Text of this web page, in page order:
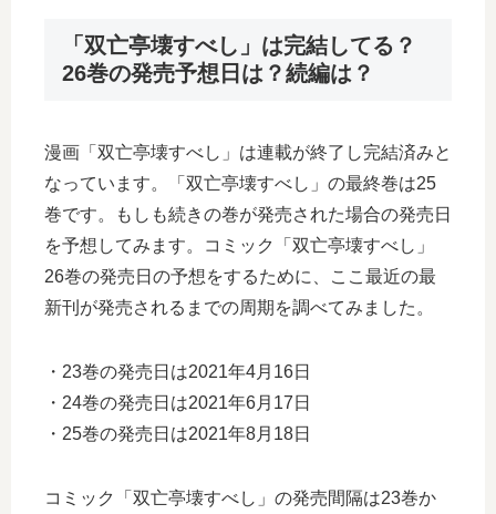
「双亡亭壊すべし」は完結してる？
26巻の発売予想日は？続編は？
漫画「双亡亭壊すべし」は連載が終了し完結済みと
なっています。「双亡亭壊すべし」の最終巻は25
巻です。もしも続きの巻が発売された場合の発売日
を予想してみます。コミック「双亡亭壊すべし」
26巻の発売日の予想をするために、ここ最近の最
新刊が発売されるまでの周期を調べてみました。
・23巻の発売日は2021年4月16日
・24巻の発売日は2021年6月17日
・25巻の発売日は2021年8月18日
コミック「双亡亭壊すべし」の発売間隔は23巻か